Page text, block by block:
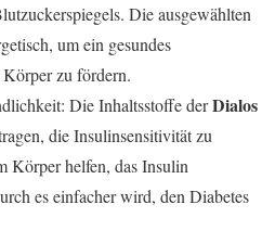
Die ausgewählten
um ein gesundes
zu fördern.
Die Inhaltsstoffe derDialos
die Insulinsensitivität zu
Körper helfen, das Insulin
es einfacher wird, den Diabetes